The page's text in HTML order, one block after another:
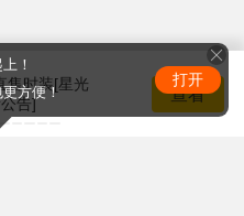
售时装[星光
告]
查看
！
方便！
打开